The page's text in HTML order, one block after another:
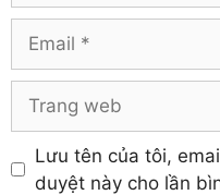
Khánh Hòa
web
Lưu tên của tôi,
duyệt này cho lần